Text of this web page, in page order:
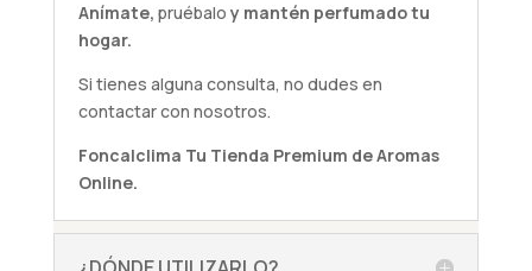
Anímate, pruébalo y mantén perfumado tu
hogar.
Si tienes alguna consulta, no dudes en
contactar con nosotros.
Foncalclima Tu Tienda Premium de Aromas
Online.